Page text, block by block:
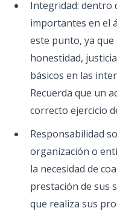
Integridad: dentro
importantes en el
este punto, ya
honestidad,
básicos en las
Recuerda que un
correcto ejercicio
Responsabilidad
organización o
la necesidad de
prestación de sus
que realiza sus